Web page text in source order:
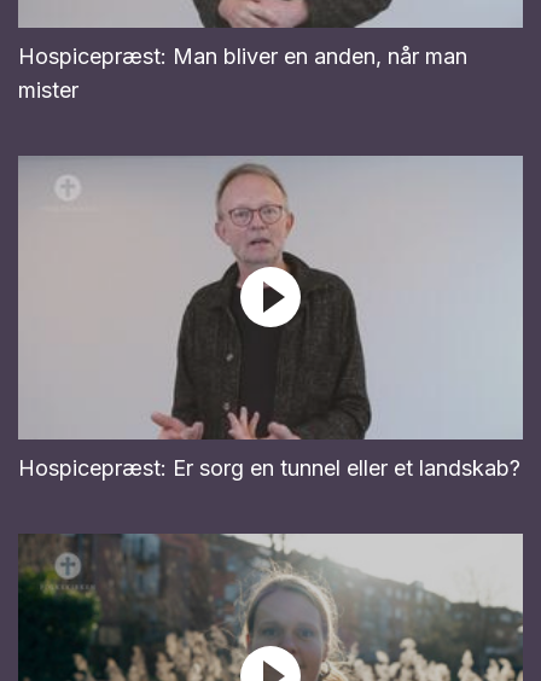
Hospicepræst: Man bliver en anden, når man
mister
Hospicepræst: Er sorg en tunnel eller et landskab?